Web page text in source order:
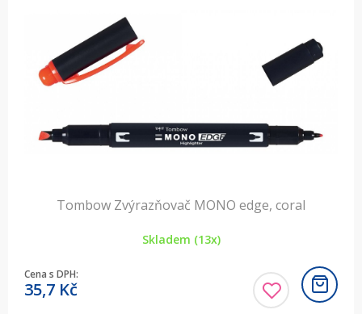
Tombow Zvýrazňovač MONO edge, coral
Skladem (13x)
Cena s DPH:
35,7 Kč